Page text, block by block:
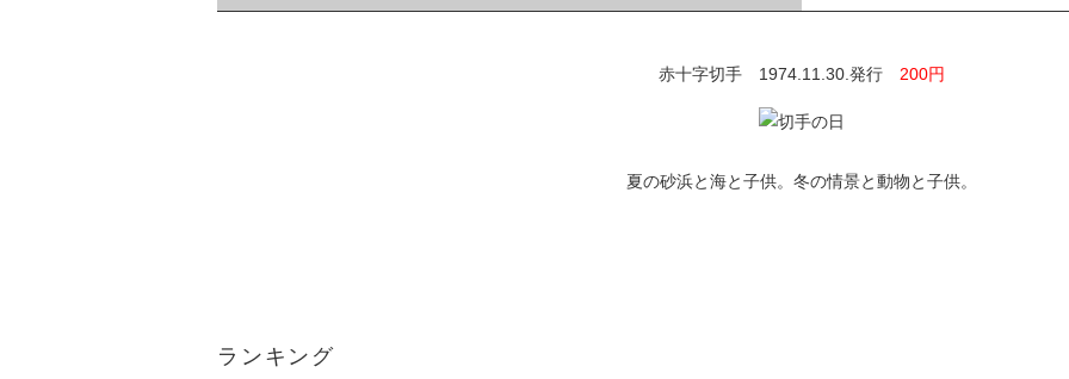
赤十字切手 1974.11.30.発行 200円
夏の砂浜と海と子供。冬の情景と動物と子供。
ランキング